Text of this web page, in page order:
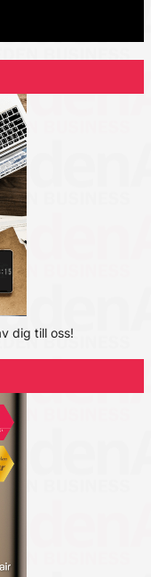
dig till oss!